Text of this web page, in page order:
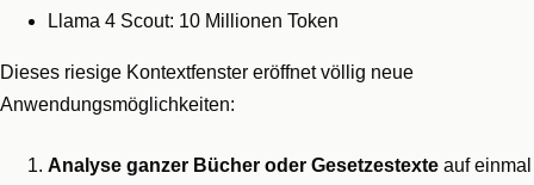
Llama 4 Scout: 10 Millionen Token
Dieses riesige Kontextfenster eröffnet völlig neue
Anwendungsmöglichkeiten:
Analyse ganzer Bücher oder Gesetzestexte auf einmal